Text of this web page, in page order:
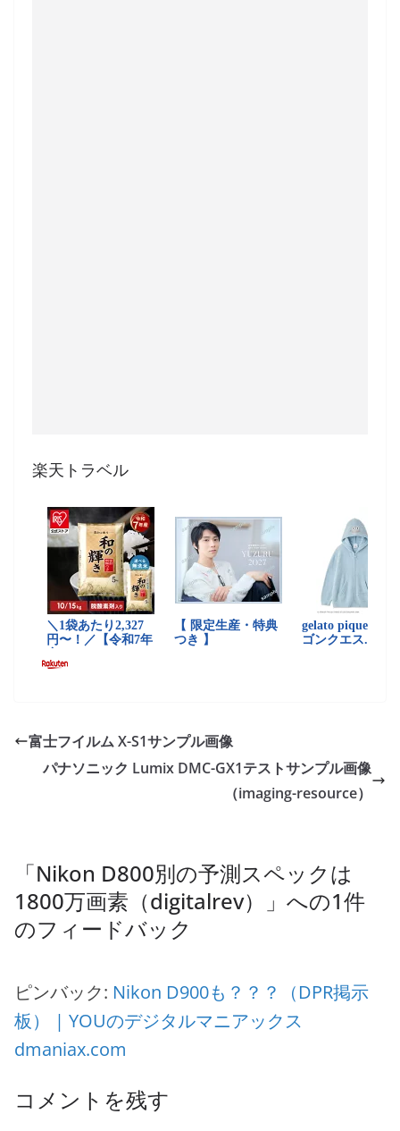
楽天トラベル
富士フイルム X-S1サンプル画像
パナソニック Lumix DMC-GX1テストサンプル画像
（imaging-resource）
「Nikon D800別の予測スペックは
1800万画素（digitalrev）
」への1件
のフィードバック
ピンバック: Nikon D900も？？？（DPR掲示
板） | YOUのデジタルマニアックス
dmaniax.com
コメントを残す